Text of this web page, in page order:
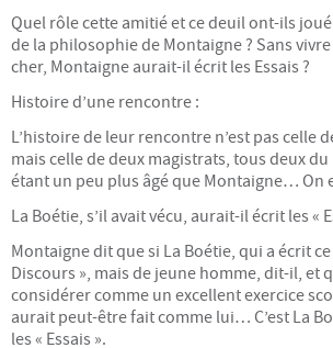
Philo
Santé
Science
UPPM
A PROPOS
Le projet
Quel rôle cette amitié et ce deuil ont-ils
de la philosophie de Montaigne ? Sans
cher, Montaigne aurait-il écrit les Essais ?
Histoire d’une rencontre :
L’histoire de leur rencontre n’est pas celle
mais celle de deux magistrats, tous deux
étant un peu plus âgé que Montaigne… On
La Boétie, s’il avait vécu, aurait-il écrit les «
Montaigne dit que si La Boétie, qui a écrit
Discours », mais de jeune homme, dit-il, et
considérer comme un excellent exercice
aurait peut-être fait comme lui… C’est La
les « Essais ».